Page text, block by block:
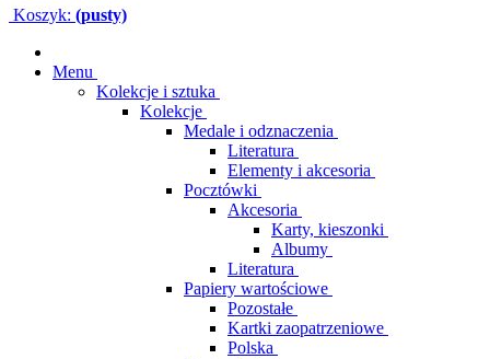
Koszyk: (pusty)
Menu
Kolekcje i sztuka
Kolekcje
Medale i odznaczenia
Literatura
Elementy i akcesoria
Pocztówki
Akcesoria
Karty, kieszonki
Albumy
Literatura
Papiery wartościowe
Pozostałe
Kartki zaopatrzeniowe
Polska